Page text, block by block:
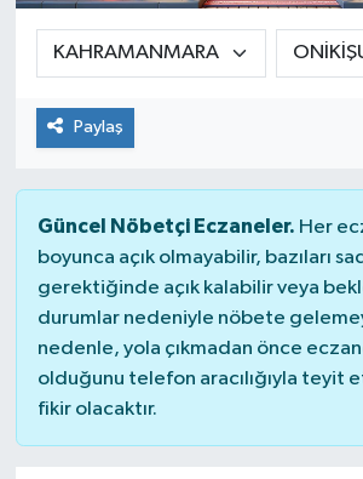
Paylaş
Güncel Nöbetçi Eczaneler. Her
boyunca açık olmayabilir, bazıları
gerektiğinde açık kalabilir veya
durumlar nedeniyle nöbete
nedenle, yola çıkmadan önce
olduğunu telefon aracılığıyla teyit
fikir olacaktır.
Sağlık
Siyaset
Teknoloji
Türkiye